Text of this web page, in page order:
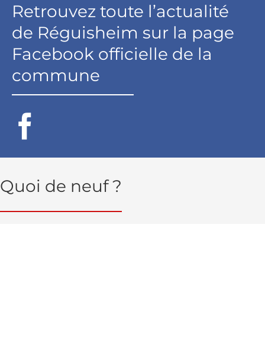
Retrouvez toute l’actualité
de Réguisheim sur la page
Facebook officielle de la
commune
Quoi de neuf ?